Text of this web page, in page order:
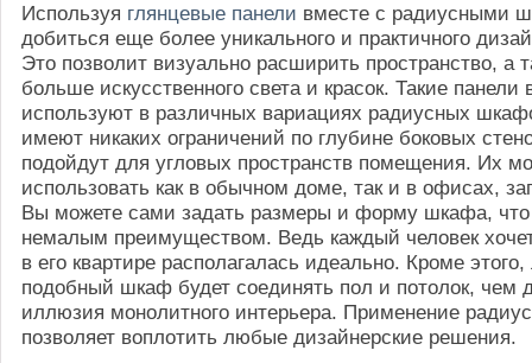
Используя глянцевые панели вместе с радиусными
добиться еще более уникального и практичного
Это позволит визуально расширить пространство, а
больше искусственного света и красок. Такие панели
используют в различных вариациях радиусных
имеют никаких ограничений по глубине боковых
подойдут для угловых пространств помещения. Их
использовать как в обычном доме, так и в офисах,
Вы можете сами задать размеры и форму шкафа, что
немалым преимуществом. Ведь каждый человек
в его квартире располагалась идеально. Кроме
подобный шкаф будет соединять пол и потолок, чем
иллюзия монолитного интерьера. Применение
позволяет воплотить любые дизайнерские решения.